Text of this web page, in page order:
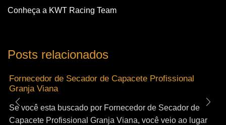
Conheça a KWT Racing Team
Posts relacionados
Fornecedor de Secador de Capacete Profissional
Granja Viana
Se você esta buscado por Fornecedor de Secador de
Capacete Profissional Granja Viana, você veio ao lugar